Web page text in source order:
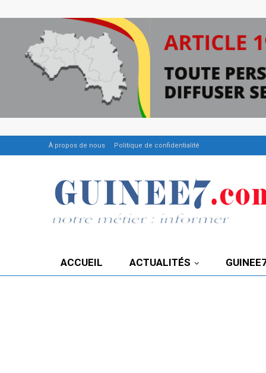
À propos de nous Politique de confidentialité
ACCUEIL ACTUALITÉS